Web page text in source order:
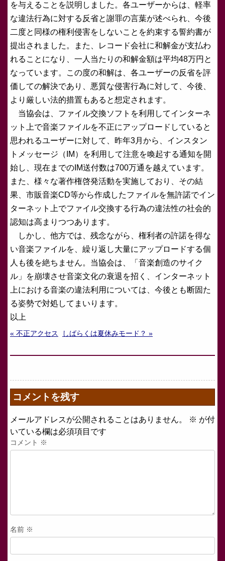
を与えることを説明しました。各ユーザーからは、軽率
な違法行為に対する反省と謝罪の言葉が述べられ、今後
二度と同様の権利侵害をしないことを約束する誓約書が
提出されました。また、レコード会社に和解金が支払わ
れることになり、一人当たりの和解金額は平均48万円と
なっています。この度の和解は、各ユーザーの反省を評
価しての解決であり、悪質な侵害行為に対して、今後、
より厳しい法的措置もあると想定されます。
当協会は、ファイル交換ソフトを利用してインターネ
ット上で音楽ファイルを不正にアップロードしていると
思われるユーザーに対して、昨年3月から、インスタン
トメッセージ（IM）を利用して注意を喚起する通知を開
始し、現在までのIM送付数は700万通を越えています。
また、様々な著作権啓発活動を実施しており、その結
果、市販音楽CD等から作成したファイルを無許諾でイン
ターネット上でファイル交換する行為の違法性の社会的
認知は高まりつつあります。
しかし、他方では、残念ながら、権利者の許諾を得な
い音楽ファイルを、繰り返し大量にアップロードする個
人も後を絶ちません。当協会は、「音楽創造のサイク
ル」を崩壊させ音楽文化の衰退を招く、インターネット
上における音楽の違法利用については、今後とも断固た
る姿勢で対処してまいります。
以上
« 不正アクセス しばらくは夏休みモード？ »
コメントを残す
メールアドレスが公開されることはありません。 ※ が付
いている欄は必須項目です
コメント ※
名前 ※